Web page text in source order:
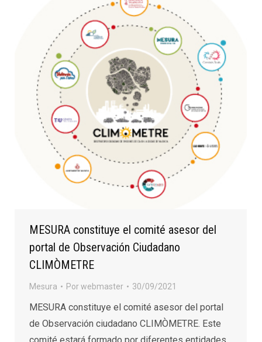
MESURA constituye el comité asesor del
portal de Observación Ciudadano
CLIMÒMETRE
Mesura Porwebmaster 30/09/2021
MESURA constituye el comité asesor del portal
de Observación ciudadano CLIMÒMETRE. Este